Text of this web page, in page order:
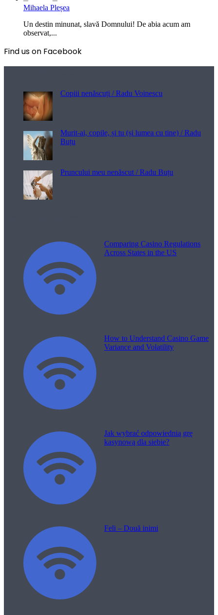
Mihaela Pleșea
Un destin minunat, slavă Domnului! De abia acum am
observat,...
Find us on Facebook
Copiii nenăscuți / Radu Voinescu
Murit-ai, copile, și tu (și lumea cu tine) / Radu
Buțu
Pruncului meu nenăscut / Radu Buțu
Comparing Casino Regulations
Across States in the US
How to Understand Casino Game
Variance and Volatility
Jak wybrać odpowiednią grę
kasynową dla siebie?
Feli – Două inimi